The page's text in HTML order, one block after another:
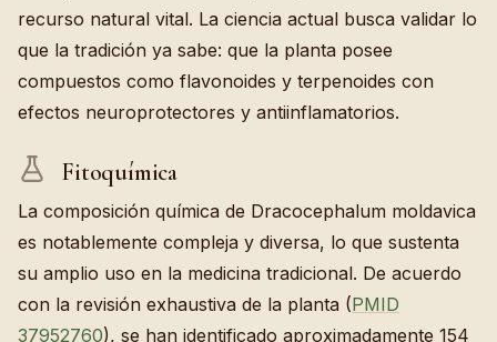
recurso natural vital. La ciencia actual busca validar lo
que la tradición ya sabe: que la planta posee
compuestos como flavonoides y terpenoides con
efectos neuroprotectores y antiinflamatorios.
Fitoquímica
La composición química de Dracocephalum moldavica
es notablemente compleja y diversa, lo que sustenta
su amplio uso en la medicina tradicional. De acuerdo
con la revisión exhaustiva de la planta (PMID
37952760), se han identificado aproximadamente 154